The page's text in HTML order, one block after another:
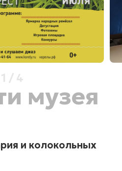
1 / 4
музея
и колокольных